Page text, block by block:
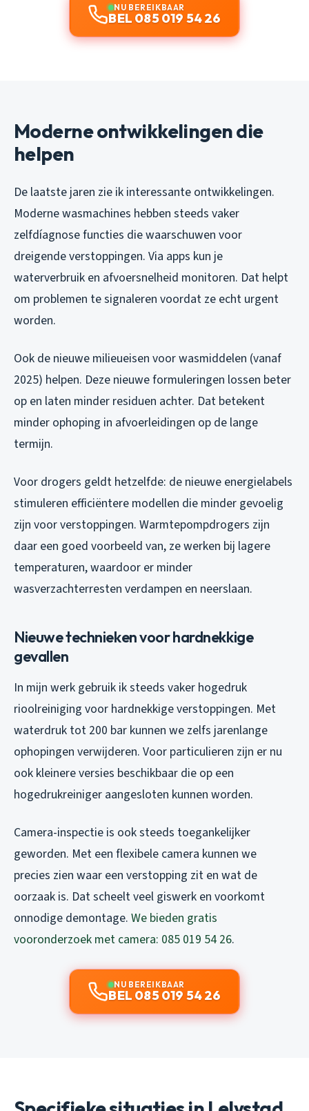
NU BEREIKBAAR
BEL 085 019 54 26
Moderne ontwikkelingen die
helpen
De laatste jaren zie ik interessante ontwikkelingen.
Moderne wasmachines hebben steeds vaker
zelfdíagnose functies die waarschuwen voor
dreigende verstoppingen. Via apps kun je
waterverbruik en afvoersnelheid monitoren. Dat helpt
om problemen te signaleren voordat ze echt urgent
worden.
Ook de nieuwe milieueisen voor wasmiddelen (vanaf
2025) helpen. Deze nieuwe formuleringen lossen beter
op en laten minder residuen achter. Dat betekent
minder ophoping in afvoerleidingen op de lange
termijn.
Voor drogers geldt hetzelfde: de nieuwe energielabels
stimuleren efficiëntere modellen die minder gevoelig
zijn voor verstoppingen. Warmtepompdrogers zijn
daar een goed voorbeeld van, ze werken bij lagere
temperaturen, waardoor er minder
wasverzachterresten verdampen en neerslaan.
Nieuwe technieken voor hardnekkige
gevallen
In mijn werk gebruik ik steeds vaker hogedruk
rioolreiniging voor hardnekkige verstoppingen. Met
waterdruk tot 200 bar kunnen we zelfs jarenlange
ophopingen verwijderen. Voor particulieren zijn er nu
ook kleinere versies beschikbaar die op een
hogedrukreiniger aangesloten kunnen worden.
Camera-inspectie is ook steeds toegankelijker
geworden. Met een flexibele camera kunnen we
precies zien waar een verstopping zit en wat de
oorzaak is. Dat scheelt veel giswerk en voorkomt
onnodige demontage. We bieden gratis
vooronderzoek met camera: 085 019 54 26.
NU BEREIKBAAR
BEL 085 019 54 26